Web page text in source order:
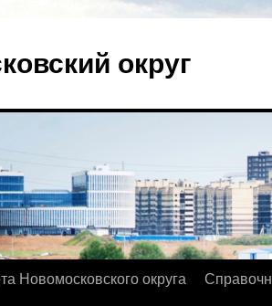
округ
Новомосковского округа